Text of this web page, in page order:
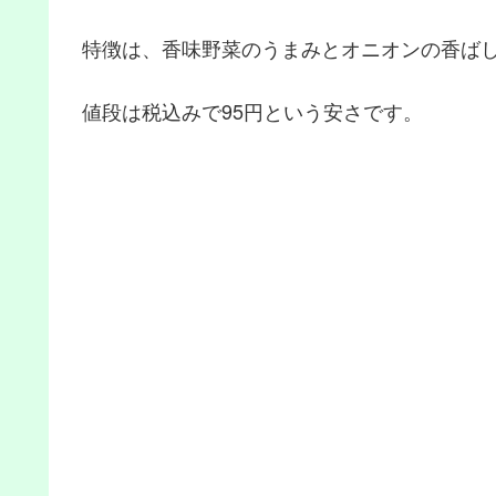
特徴は、香味野菜のうまみとオニオンの香ば
値段は税込みで95円という安さです。